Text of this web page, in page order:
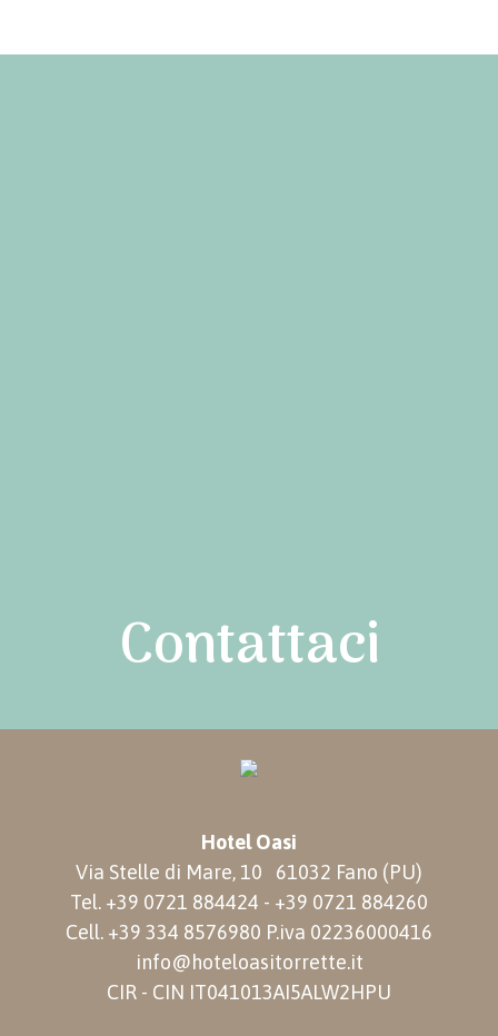
Contattaci
Hotel Oasi
Via Stelle di Mare, 10
61032 Fano (PU)
Tel. +39 0721 884424 - +39 0721 884260
Cell. +39 334 8576980 P.iva 02236000416
info@hoteloasitorrette.it
CIR - CIN IT041013AI5ALW2HPU